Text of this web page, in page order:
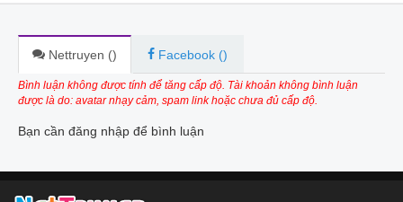
Nettruyen () Facebook ()
Bình luận không được tính để tăng cấp độ. Tài khoản không bình luận
được là do: avatar nhạy cảm, spam link hoặc chưa đủ cấp độ.
Bạn cần đăng nhập để bình luận